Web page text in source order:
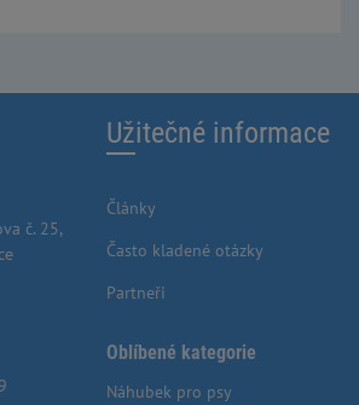
č. 25,
Užitečné informace
Články
Často kladené otázky
Partneři
Oblíbené kategorie
Náhubek pro psy